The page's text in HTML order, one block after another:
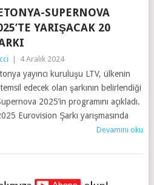
SUPERNOVA
YARIŞACAK 20
4 Aralık 2024
yayıncı kuruluşu LTV, ülkenin
edecek olan şarkının belirlendiği
2025’in programını açıkladı.
Eurovision Şarkı yarışmasında
Devamını oku